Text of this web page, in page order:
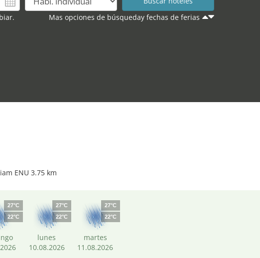
Mas opciones de búsqueday fechas de ferias
ENU 3.75 km
27°C
22°C
27°C
22°C
lunes
10.08.2026
27°C
22°C
martes
11.08.2026